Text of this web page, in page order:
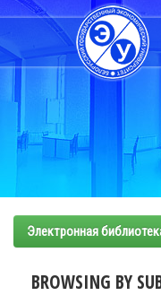
Skip
navigation
Электронная
BROWSING BY